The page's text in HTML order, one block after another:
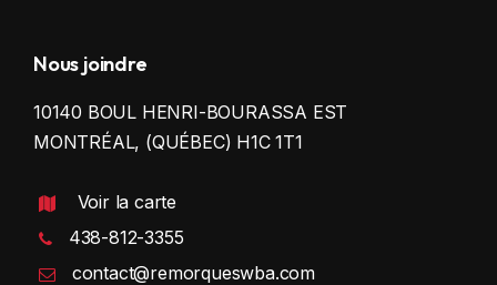
Nous joindre
10140 BOUL HENRI-BOURASSA EST
MONTRÉAL, (QUÉBEC) H1C 1T1
Voir la carte
438-812-3355
contact@remorqueswba.com